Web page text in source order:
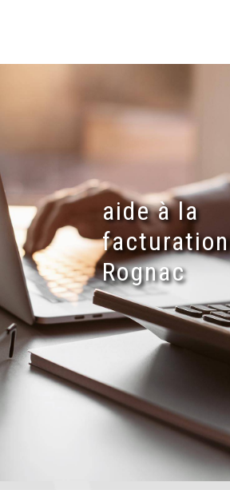
aide à la
facturation
Rognac